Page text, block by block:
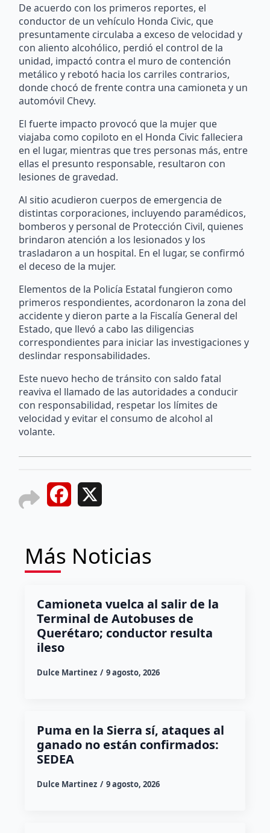
De acuerdo con los primeros reportes, el
conductor de un vehículo Honda Civic, que
presuntamente circulaba a exceso de velocidad y
con aliento alcohólico, perdió el control de la
unidad, impactó contra el muro de contención
metálico y rebotó hacia los carriles contrarios,
donde chocó de frente contra una camioneta y un
automóvil Chevy.
El fuerte impacto provocó que la mujer que
viajaba como copiloto en el Honda Civic falleciera
en el lugar, mientras que tres personas más, entre
ellas el presunto responsable, resultaron con
lesiones de gravedad.
Al sitio acudieron cuerpos de emergencia de
distintas corporaciones, incluyendo paramédicos,
bomberos y personal de Protección Civil, quienes
brindaron atención a los lesionados y los
trasladaron a un hospital. En el lugar, se confirmó
el deceso de la mujer.
Elementos de la Policía Estatal fungieron como
primeros respondientes, acordonaron la zona del
accidente y dieron parte a la Fiscalía General del
Estado, que llevó a cabo las diligencias
correspondientes para iniciar las investigaciones y
deslindar responsabilidades.
Este nuevo hecho de tránsito con saldo fatal
reaviva el llamado de las autoridades a conducir
con responsabilidad, respetar los límites de
velocidad y evitar el consumo de alcohol al
volante.
Facebook
Más Noticias
Camioneta vuelca al salir de la
Terminal de Autobuses de
Querétaro; conductor resulta
ileso
Dulce Martinez 9 agosto, 2026
Puma en la Sierra sí, ataques al
ganado no están confirmados:
SEDEA
Dulce Martinez 9 agosto, 2026